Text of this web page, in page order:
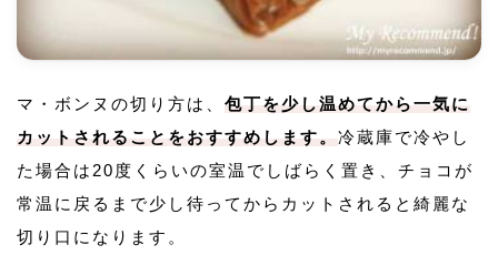
マ・ボンヌの切り方は、 包丁を少し温めてから一気に
カットされることをおすすめします。 冷蔵庫で冷やし
た場合は20度くらいの室温でしばらく置き、チョコが
常温に戻るまで少し待ってからカットされると綺麗な
切り口になります。